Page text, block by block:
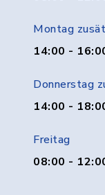
Montag
14:00 -
Donnerstag
14:00 -
Freitag
08:00 -